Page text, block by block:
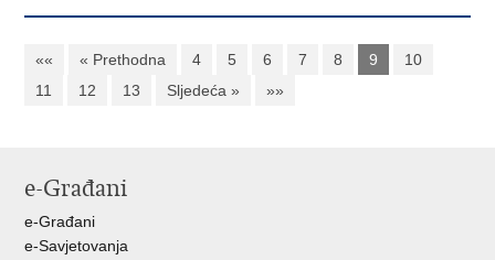
«« « Prethodna 4 5 6 7 8 9
10
11
12 13 Sljedeća » »»
e-Građani
e-Građani
e-Savjetovanja